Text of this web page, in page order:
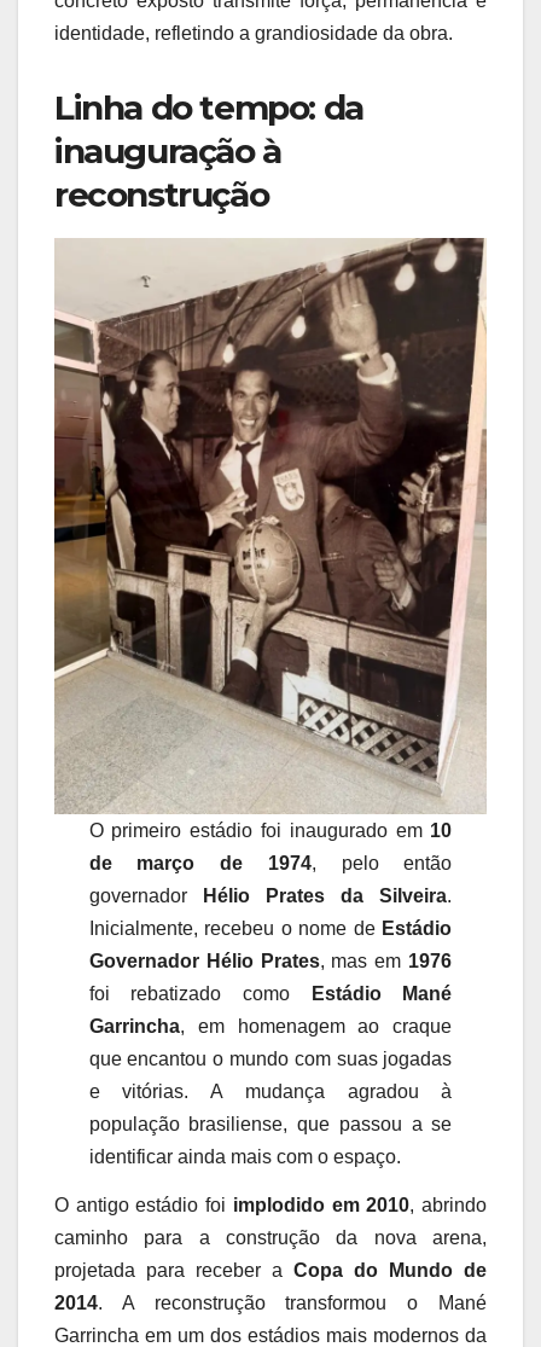
identidade, refletindo a grandiosidade da obra.
Linha do tempo: da
inauguração à
reconstrução
O primeiro estádio foi inaugurado em 10
de março de 1974, pelo então
governador
Hélio Prates da Silveira.
Inicialmente, recebeu o nome de Estádio
Governador Hélio Prates, mas em 1976
foi rebatizado como
Estádio Mané
Garrincha, em homenagem ao craque
que encantou o mundo com suas jogadas
e vitórias. A mudança agradou à
população brasiliense, que passou a se
identificar ainda mais com o espaço.
O antigo estádio foi implodido em 2010, abrindo
caminho para a construção da nova arena,
projetada para receber a Copa do Mundo de
2014. A reconstrução transformou o Mané
Garrincha em um dos estádios mais modernos da